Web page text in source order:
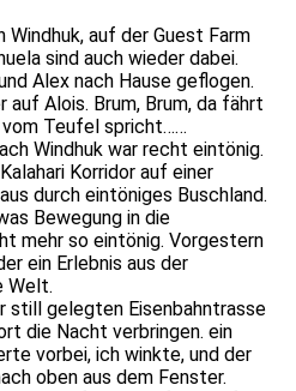
Windhuk, auf der Guest Farm
sind auch wieder dabei.
Alex nach Hause geflogen.
auf Alois. Brum, Brum, da fährt
vom Teufel spricht……
Windhuk war recht eintönig.
Korridor auf einer
durch eintöniges Buschland.
Bewegung in die
mehr so eintönig. Vorgestern
ein Erlebnis aus der
Welt.
still gelegten Eisenbahntrasse
die Nacht verbringen. ein
vorbei, ich winkte, und der
oben aus dem Fenster.